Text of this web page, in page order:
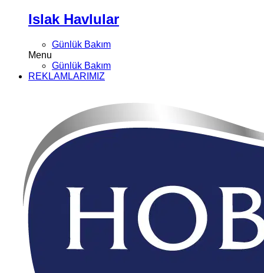
Islak Havlular
Günlük Bakım
Menu
Günlük Bakım
REKLAMLARIMIZ